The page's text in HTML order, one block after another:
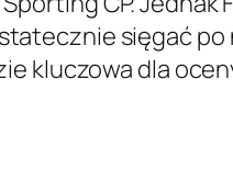
sięgać
kluczowa dla